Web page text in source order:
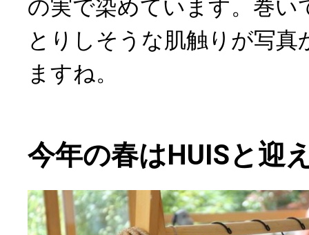
の実で染めています。巻い
とりしそうな肌触りが写
ますね。
今年の春はHUISと迎